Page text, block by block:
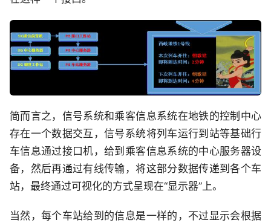
简而言之，信号系统和乘客信息系统在地铁的控制中心
存在一个数据交互，信号系统将列车运行到站等基础行
车信息通过接口机，给到乘客信息系统的中心服务器设
备，然后再通过有线传输，将这部分数据传递到各个车
站，最终通过可视化的方式呈现在“显示器”上。
当然，每个车站给到的信息是一样的，不过显示会根据